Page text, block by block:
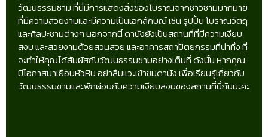
วัฒนธรรมชาม ที่นี่มีการแสดงสิ่งของโบราณจากชาวชามมากมาย
ที่มีความสวยงามและมีความเป็นเอกลักษณ์ เช่น รูปปั้น โบราณวัตถุ
และศิลปะชามต่างๆ นอกจากนี้ ดานังยังเป็นสถานที่ที่มีความเงียบ
สงบ และสวยงามด้วยสวนสวย และอาคารสถาปัตยกรรมที่น่าทึ่ง ที่
จะทำให้คุณได้สัมผัสกับวัฒนธรรมชามอย่างเต็มที่ ดังนั้น หากคุณ
มีโอกาสมาเยือนหัวหิน อย่าลืมแวะเข้าชมดานัง เพื่อเรียนรู้เกี่ยวกับ
วัฒนธรรมชามและพักผ่อนกับความเงียบสงบของสถานที่นี้กันนะคะ